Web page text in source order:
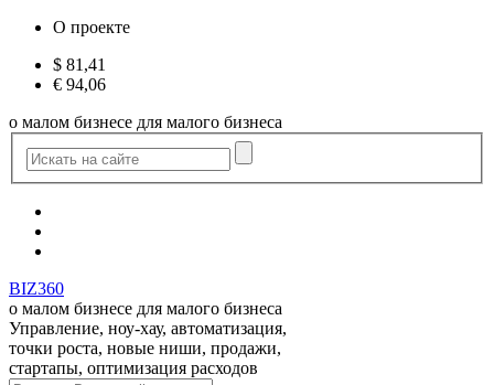
О проекте
$ 81,41
€ 94,06
о малом бизнесе для малого бизнеса
BIZ360
о малом бизнесе для малого бизнеса
Управление, ноу-хау, автоматизация,
точки роста, новые ниши, продажи,
стартапы, оптимизация расходов